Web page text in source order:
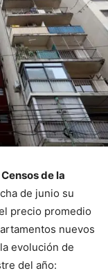
de la
de junio su
precio promedio
nuevos
evolución de
del año: